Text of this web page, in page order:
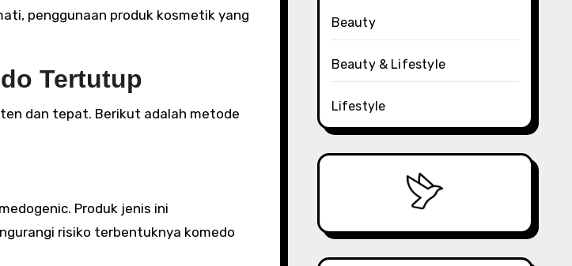
penggunaan produk kosmetik yang
Tertutup
dan tepat. Berikut adalah metode
Produk jenis ini
risiko terbentuknya komedo
Beauty
Beauty & Lifestyle
Lifestyle